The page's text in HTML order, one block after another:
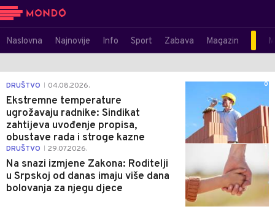
Naslovna Najnovije Info Sport Zabava Magazin
DRUŠTVO 04.08.2026.
Ekstremne temperature
ugrožavaju radnike: Sindikat
zahtijeva uvođenje propisa,
obustave rada i stroge kazne
0
DRUŠTVO 29.07.2026.
Na snazi izmjene Zakona: Roditelji
u Srpskoj od danas imaju više dana
bolovanja za njegu djece